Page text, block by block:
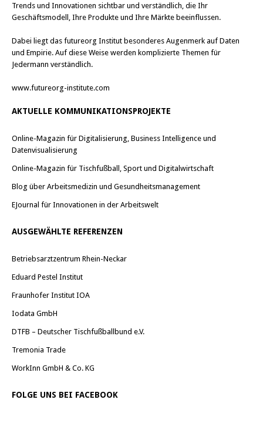
Trends und Innovationen sichtbar und verständlich, die Ihr
Geschäftsmodell, Ihre Produkte und Ihre Märkte beeinflussen.
Dabei liegt das futureorg Institut besonderes Augenmerk auf Daten
und Empirie. Auf diese Weise werden komplizierte Themen für
Jedermann verständlich.
www.futureorg-institute.com
AKTUELLE KOMMUNIKATIONSPROJEKTE
Online-Magazin für Digitalisierung, Business Intelligence und
Datenvisualisierung
Online-Magazin für Tischfußball, Sport und Digitalwirtschaft
Blog über Arbeitsmedizin und Gesundheitsmanagement
EJournal für Innovationen in der Arbeitswelt
AUSGEWÄHLTE REFERENZEN
Betriebsarztzentrum Rhein-Neckar
Eduard Pestel Institut
Fraunhofer Institut IOA
Iodata GmbH
DTFB – Deutscher Tischfußballbund e.V.
Tremonia Trade
WorkInn GmbH & Co. KG
FOLGE UNS BEI FACEBOOK